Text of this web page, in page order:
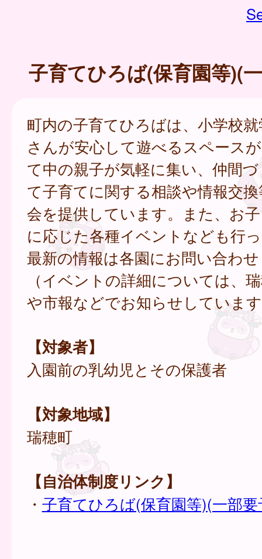
子育てひろば(保育園等)(
町内の子育てひろばは、小学校
さんが安心して遊べるスペース
て中の親子が気軽に集い、仲間
て子育てに関する相談や情報交
会を提供しています。また、お
に応じた各種イベントなども行
最新の情報は各園にお問い合わ
（イベントの詳細については、
や市報などでお知らせしていま
【対象者】
入園前の乳幼児とその保護者
【対象地域】
瑞穂町
【自治体制度リンク】
・ 子育てひろば(保育園等)(一部要